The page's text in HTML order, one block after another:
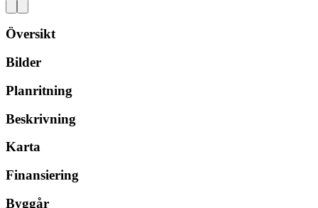
Översikt
Bilder
Planritning
Beskrivning
Karta
Finansiering
Byggår